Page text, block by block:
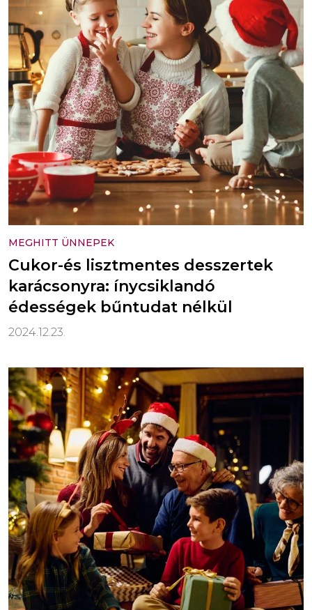
MEGHITT ÜNNEPEK
Cukor-és lisztmentes desszertek
karácsonyra: ínycsiklandó
édességek bűntudat nélkül
2024.12.23.